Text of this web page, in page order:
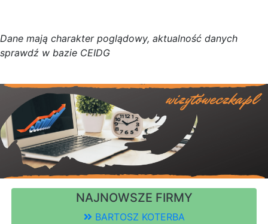
Dane mają charakter poglądowy, aktualność danych
sprawdź w bazie CEIDG
NAJNOWSZE FIRMY
BARTOSZ KOTERBA